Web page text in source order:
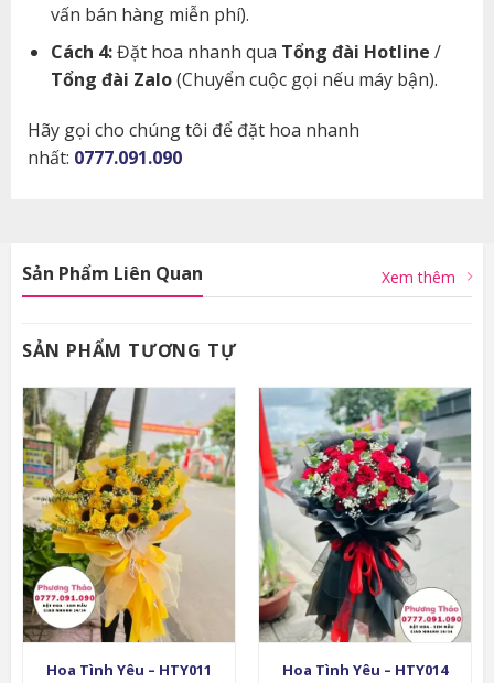
vấn bán hàng miễn phí).
Cách 4:Đặt hoa nhanh qua Tổng đài Hotline /
Tổng đài Zalo(Chuyển cuộc gọi nếu máy bận).
Hãy gọi cho chúng tôi để đặt hoa nhanh
nhất: 0777.091.090
Sản Phẩm Liên Quan Xem thêm
SẢN PHẨM TƯƠNG TỰ
Hoa Tình Yêu – HTY011 Hoa Tình Yêu – HTY014